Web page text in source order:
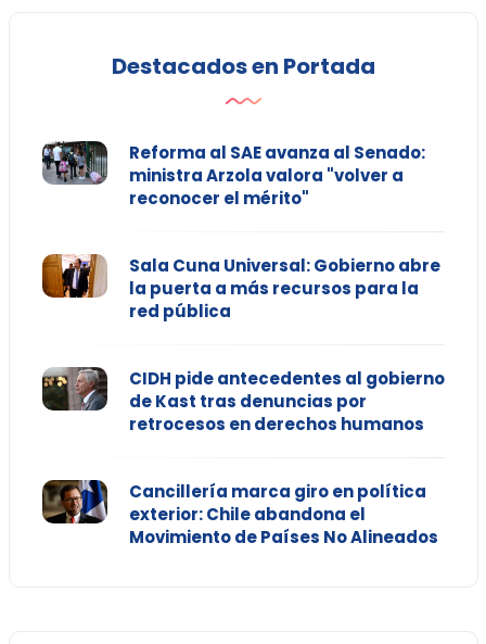
Destacados en Portada
Reforma al SAE avanza al Senado:
ministra Arzola valora "volver a
reconocer el mérito"
Sala Cuna Universal: Gobierno abre
la puerta a más recursos para la
red pública
CIDH pide antecedentes al gobierno
de Kast tras denuncias por
retrocesos en derechos humanos
Cancillería marca giro en política
exterior: Chile abandona el
Movimiento de Países No Alineados